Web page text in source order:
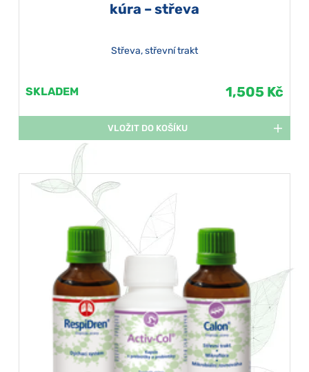
kúra – střeva
Střeva, střevní trakt
SKLADEM 1,505 Kč
VLOŽIT DO KOŠÍKU